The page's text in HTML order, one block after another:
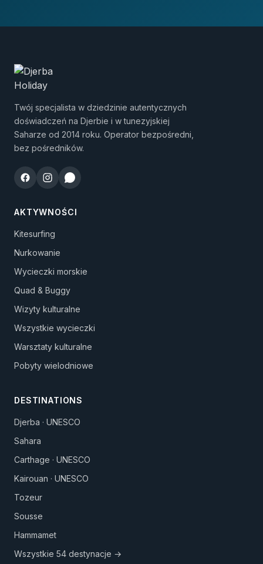
Twój specjalista w dziedzinie autentycznych
doświadczeń na Djerbie i w tunezyjskiej
Saharze od 2014 roku. Operator bezpośredni,
bez pośredników.
AKTYWNOŚCI
Kitesurfing
Nurkowanie
Wycieczki morskie
Quad & Buggy
Wizyty kulturalne
Wszystkie wycieczki
Warsztaty kulturalne
Pobyty wielodniowe
DESTINATIONS
Djerba · UNESCO
Sahara
Carthage · UNESCO
Kairouan · UNESCO
Tozeur
Sousse
Hammamet
Wszystkie 54 destynacje →